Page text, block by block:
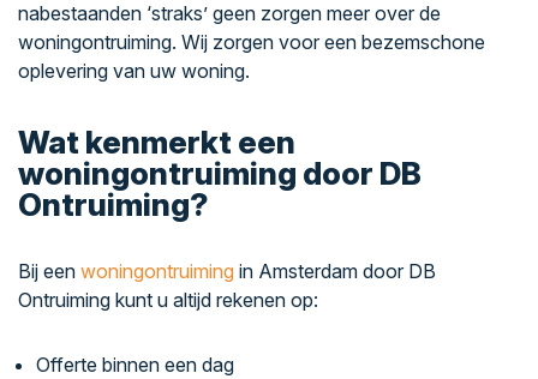
nabestaanden ‘straks’ geen zorgen meer over de
woningontruiming. Wij zorgen voor een bezemschone
oplevering van uw woning.
Wat kenmerkt een
woningontruiming door DB
Ontruiming?
Bij een woningontruiming in Amsterdam door DB
Ontruiming kunt u altijd rekenen op:
Offerte binnen een dag